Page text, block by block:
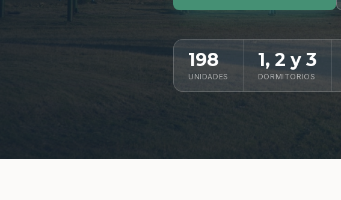
198
UNIDADES
1, 2 y 3
DORMITORIOS